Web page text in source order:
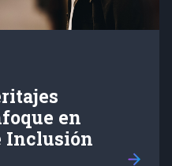
en
Inclusión